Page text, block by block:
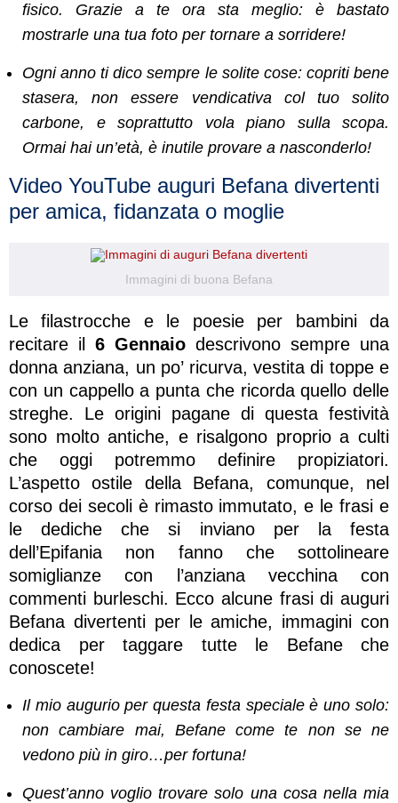
fisico. Grazie a te ora sta meglio: è bastato
mostrarle una tua foto per tornare a sorridere!
Ogni anno ti dico sempre le solite cose: copriti bene
stasera, non essere vendicativa col tuo solito
carbone, e soprattutto vola piano sulla scopa.
Ormai hai un’età, è inutile provare a nasconderlo!
Video YouTube auguri Befana divertenti
per amica, fidanzata o moglie
Immagini di buona Befana
Le filastrocche e le poesie per bambini da
recitare il 6 Gennaio descrivono sempre una
donna anziana, un po’ ricurva, vestita di toppe e
con un cappello a punta che ricorda quello delle
streghe. Le origini pagane di questa festività
sono molto antiche, e risalgono proprio a culti
che oggi potremmo definire propiziatori.
L’aspetto ostile della Befana, comunque, nel
corso dei secoli è rimasto immutato, e le frasi e
le dediche che si inviano per la festa
dell’Epifania non fanno che sottolineare
somiglianze con l’anziana vecchina con
commenti burleschi. Ecco alcune frasi di auguri
Befana divertenti per le amiche, immagini con
dedica per taggare tutte le Befane che
conoscete!
Il mio augurio per questa festa speciale è uno solo:
non cambiare mai, Befane come te non se ne
vedono più in giro…per fortuna!
Quest’anno voglio trovare solo una cosa nella mia